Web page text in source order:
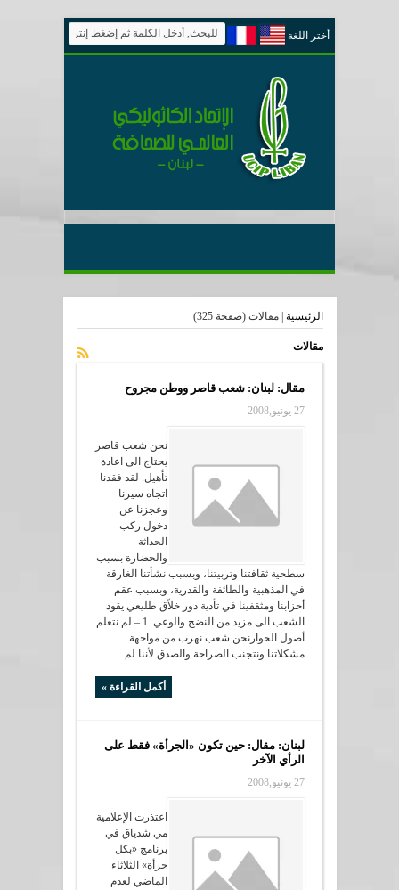
أختر اللغة
الرئيسية |مقالات (صفحة 325)
مقالات
مقال: لبنان: شعب قاصر ووطن مجروح
27 يونيو,2008
نحن شعب قاصر
يحتاج الى اعادة
تأهيل. لقد فقدنا
اتجاه سيرنا
وعجزنا عن
دخول ركب
الحداثة
والحضارة بسبب
سطحية ثقافتنا وتربيتنا، وبسبب نشأتنا الغارقة
في المذهبية والطائفة والقدرية، وبسبب عقم
أحزابنا ومثقفينا في تأدية دور خلاّق طليعي يقود
الشعب الى مزيد من النضج والوعي. 1 – لم نتعلم
أصول الحوارنحن شعب نهرب من مواجهة
مشكلاتنا ونتجنب الصراحة والصدق لأننا لم ...
أكمل القراءة »
لبنان: مقال: حين تكون «الجرأة» فقط على
الرأي الآخر
27 يونيو,2008
اعتذرت الإعلامية
مي شدياق في
برنامج «بكل
جرأة» الثلاثاء
الماضي لعدم